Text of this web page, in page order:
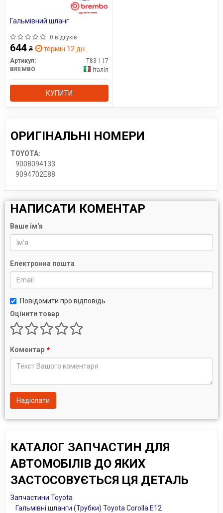
Гальмівний шланг
0 відгуків
644 ₴ термін 12 дн.
Артикул:
T83 117
BREMBO
Італія
КУПИТИ
ОРИГІНАЛЬНІ НОМЕРИ
TOYOTA:
9008094133
9094702E88
НАПИСАТИ КОМЕНТАР
Ваше ім'я
Електронна пошта
Повідомити про відповідь
Оцінити товар
Коментар *
Надіслати
КАТАЛОГ ЗАПЧАСТИН ДЛЯ
АВТОМОБІЛІВ ДО ЯКИХ
ЗАСТОСОВУЄТЬСЯ ЦЯ ДЕТАЛЬ
Запчастини Toyota
Гальмівні шланги (Трубки) Toyota Corolla E12